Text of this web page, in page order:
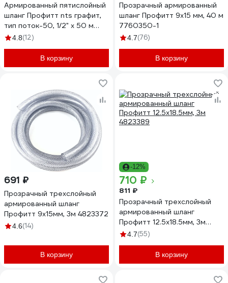
Армированный пятислойный
шланг Профитт nts графит,
тип поток-50, 1/2" х 50 м
2227176
4.8(12)
В корзину
Прозрачный армированный
шланг Профитт 9х15 мм, 40 м
7760350-1
4.7(76)
В корзину
691 ₽
Прозрачный трехслойный
армированный шланг
Профитт 9х15мм, 3м 4823372
4.6(14)
В корзину
-12%
710 ₽
811 ₽
Прозрачный трехслойный
армированный шланг
Профитт 12.5х18.5мм, 3м
4823389
4.7(55)
В корзину